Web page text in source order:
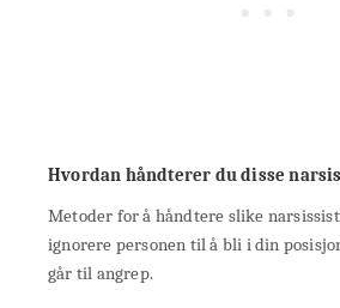
Hvordan håndterer du disse
Metoder for å håndtere slike
ignorere personen til å bli i din
går til angrep.